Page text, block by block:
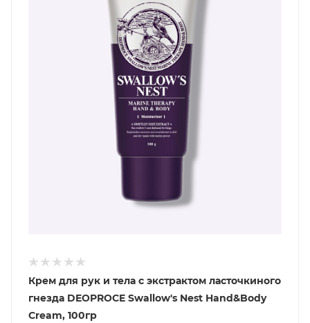
Крем для рук и тела с экстрактом ласточкиного
гнезда DEOPROCE Swallow's Nest Hand&Body
Cream, 100гр